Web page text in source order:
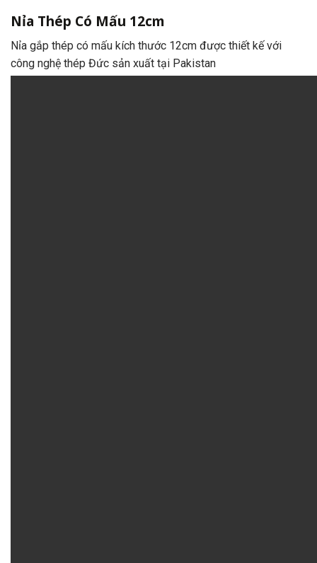
Nỉa Thép Có Mấu 12cm
Nỉa gắp thép có mấu kích thước 12cm được thiết kế với
công nghệ thép Đức sản xuất tại Pakistan